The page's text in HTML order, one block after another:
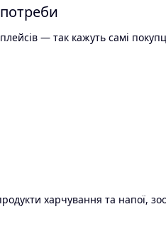
— так кажуть самі
харчування та напої,